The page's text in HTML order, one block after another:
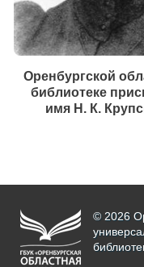
Оренбургской
библиотеке
имя Н. К.
© 2026